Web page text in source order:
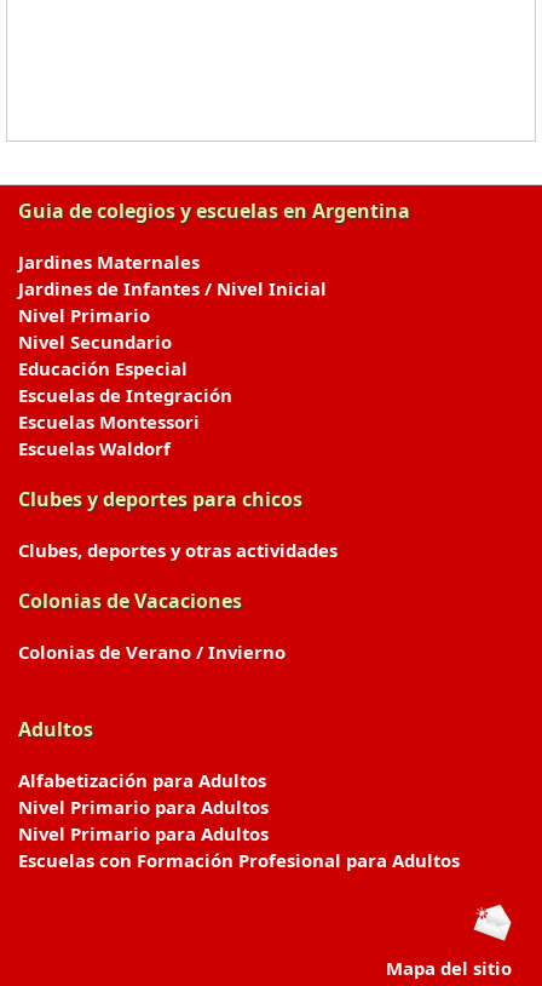
Guia de colegios y escuelas en Argentina
Jardines Maternales
Jardines de Infantes / Nivel Inicial
Nivel Primario
Nivel Secundario
Educación Especial
Escuelas de Integración
Escuelas Montessori
Escuelas Waldorf
Clubes y deportes para chicos
Clubes, deportes y otras actividades
Colonias de Vacaciones
Colonias de Verano / Invierno
Adultos
Alfabetización para Adultos
Nivel Primario para Adultos
Nivel Primario para Adultos
Escuelas con Formación Profesional para Adultos
Mapa del sitio